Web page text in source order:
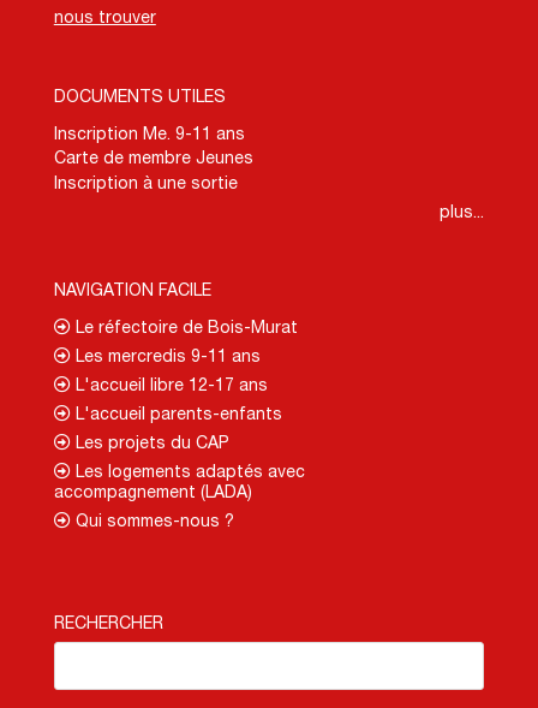
nous trouver
DOCUMENTS UTILES
Inscription Me. 9-11 ans
Carte de membre Jeunes
Inscription à une sortie
plus...
NAVIGATION FACILE
Le réfectoire de Bois-Murat
Les mercredis 9-11 ans
L'accueil libre 12-17 ans
L'accueil parents-enfants
Les projets du CAP
Les logements adaptés avec
accompagnement (LADA)
Qui sommes-nous ?
RECHERCHER